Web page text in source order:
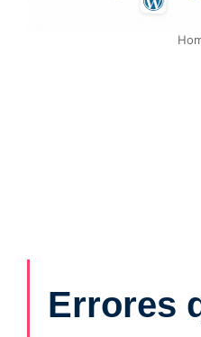
Errores